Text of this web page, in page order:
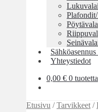
Yhteystiedot
0,00 € 0 tuotetta
Etusivu /Tarvikkeet /